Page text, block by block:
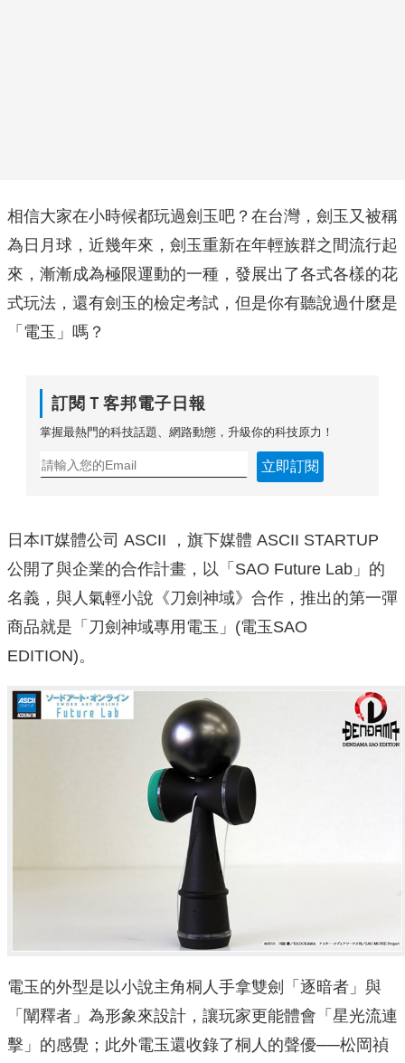
相信大家在小時候都玩過劍玉吧？在台灣，劍玉又被稱
為日月球，近幾年來，劍玉重新在年輕族群之間流行起
來，漸漸成為極限運動的一種，發展出了各式各樣的花
式玩法，還有劍玉的檢定考試，但是你有聽說過什麼是
「電玉」嗎？
訂閱Ｔ客邦電子日報
掌握最熱門的科技話題、網路動態，升級你的科技原力！
立即訂閱
日本IT媒體公司 ASCII ，旗下媒體 ASCII STARTUP
公開了與企業的合作計畫，以「SAO Future Lab」的
名義，與人氣輕小說《刀劍神域》合作，推出的第一彈
商品就是「刀劍神域專用電玉」(電玉SAO
EDITION)。
電玉的外型是以小說主角桐人手拿雙劍「逐暗者」與
「闡釋者」為形象來設計，讓玩家更能體會「星光流連
擊」的感覺；此外電玉還收錄了桐人的聲優──松岡禎